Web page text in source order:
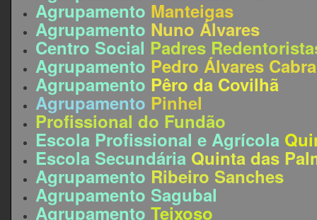
Agrupamento Manteigas
Agrupamento Nuno Álvares
Centro Social Padres
Agrupamento Pedro Álvares
Agrupamento Pêro da Covilhã
Agrupamento Pinhel
Profissional do Fundão
Escola Profissional e Agrícola
Escola Secundária Quinta das
Agrupamento Ribeiro Sanches
Agrupamento Sagubal
Agrupamento Teixoso